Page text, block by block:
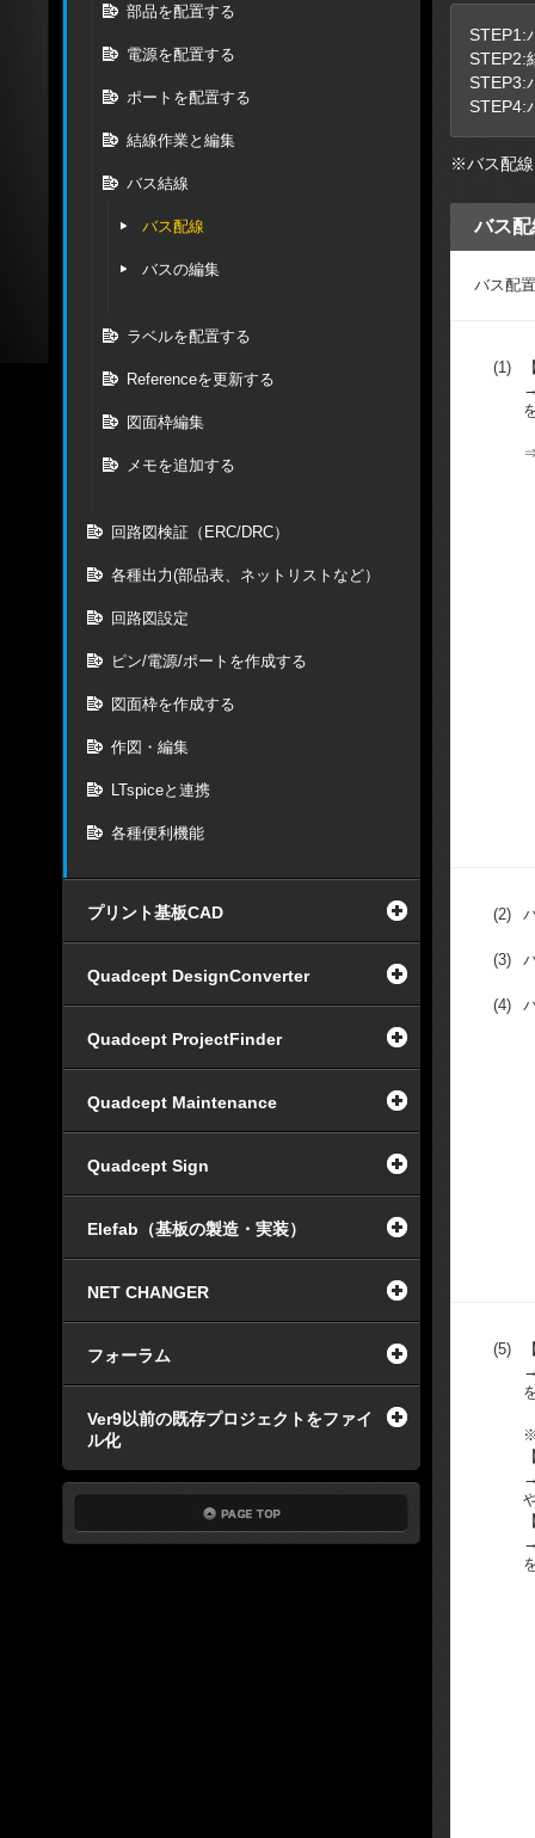
部品を配置する
電源を配置する
ポートを配置する
結線作業と編集
バス結線
バス配線
バスの編集
ラベルを配置する
Referenceを更新する
図面枠編集
メモを追加する
回路図検証（ERC/DRC）
各種出力(部品表、ネットリストなど）
回路図設定
ピン/電源/ポートを作成する
図面枠を作成する
作図・編集
LTspiceと連携
各種便利機能
プリント基板CAD
Quadcept DesignConverter
Quadcept ProjectFinder
Quadcept Maintenance
Quadcept Sign
Elefab（基板の製造・実装）
NET CHANGER
フォーラム
Ver9以前の既存プロジェクトをファイ
ル化
STEP1:
STEP2:
STEP3:
STEP4:
※バス配線
バス配
バス配
(1)
(2)
(3)
(4)
(5)